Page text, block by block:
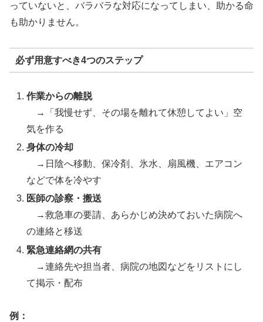
っていないと、バラバラな対応になってしまい、助かる命
も助かりません。
必ず用意すべき4つのステップ
作業からの離脱
→「我慢せず、その場を離れて休憩してよい」空
気を作る
身体の冷却
→日陰へ移動、保冷剤、氷水、扇風機、エアコン
などで体を冷やす
医師の診察・搬送
→救急車の要請、あらかじめ決めておいた病院へ
の連絡と移送
緊急連絡網の共有
→連絡先や担当者、病院の地図などをリストにし
て掲示・配布
例：